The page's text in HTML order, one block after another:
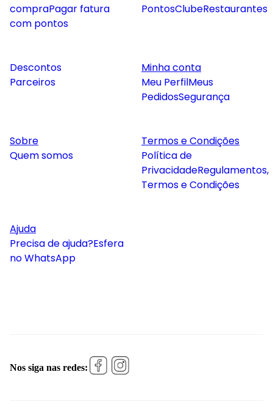
compraPagar fatura
com pontos
PontosClubeRestaurantes
Descontos
Parceiros
Minha conta
Meu PerfilMeus
PedidosSegurança
Sobre
Quem somos
Termos e Condições
Política de
PrivacidadeRegulamentos,
Termos e Condições
Ajuda
Precisa de ajuda?Esfera
no WhatsApp
Nos siga nas redes: